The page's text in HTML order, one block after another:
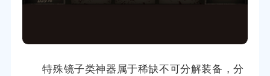
特殊镜子类神器属于稀缺不可分解装备，分